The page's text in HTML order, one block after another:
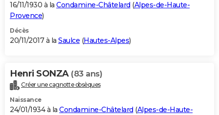
16/11/1930 à la Condamine-Châtelard (Alpes-de-Haute-
Provence)
Décès
20/11/2017 à la Saulce (Hautes-Alpes)
Henri SONZA (83 ans)
Créer une cagnotte obsèques
Naissance
24/01/1934 à la Condamine-Châtelard (Alpes-de-Haute-